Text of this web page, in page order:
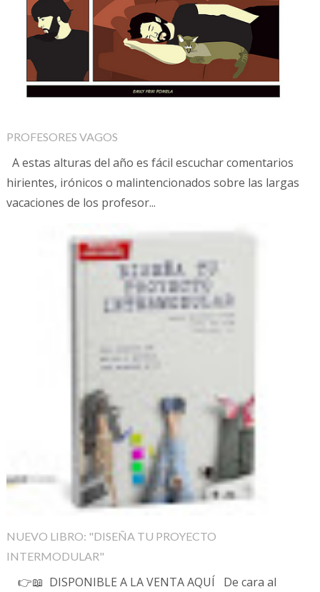
PROFESORES VAGOS
A estas alturas del año es fácil escuchar comentarios
hirientes, irónicos o malintencionados sobre las largas
vacaciones de los profesor...
NUEVO LIBRO: "DISEÑA TU PROYECTO
INTERMODULAR"
👉📖 DISPONIBLE A LA VENTA AQUÍ De cara al